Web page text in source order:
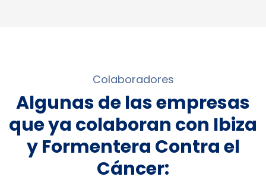
Colaboradores
Algunas de las empresas
que ya colaboran con Ibiza
y Formentera Contra el
Cáncer: